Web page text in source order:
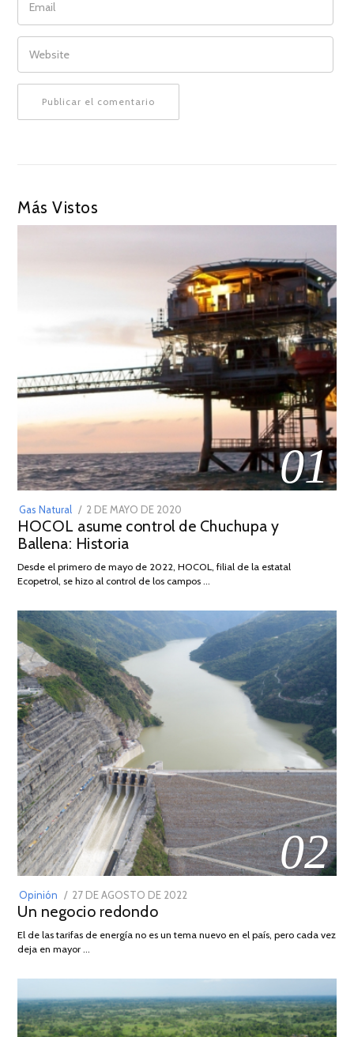
WEBSITE
Más Vistos
01
Gas Natural
POSTED
ON
2 DE MAYO DE 2020
DE
2026
HOCOL asume control de Chuchupa y
Ballena: Historia
Desde el primero de mayo de 2022, HOCOL, filial de la estatal
Ecopetrol, se hizo al control de los campos …
02
Opinión
POSTED
ON
27 DE AGOSTO DE 2022
DE
Un negocio redondo
El de las tarifas de energía no es un tema nuevo en el país, pero cada vez
deja en mayor …